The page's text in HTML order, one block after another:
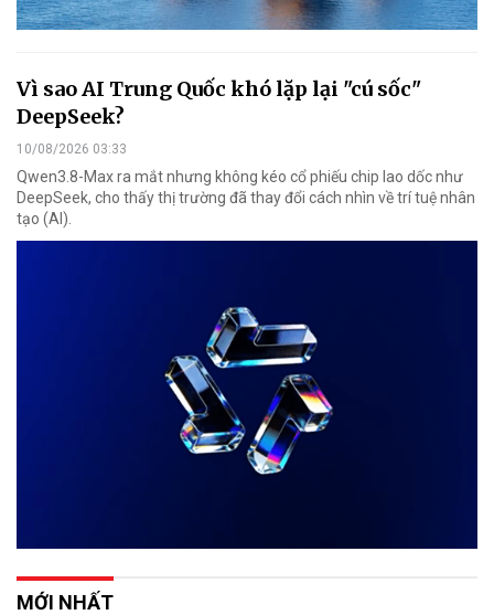
Vì sao AI Trung Quốc khó lặp lại "cú sốc"
DeepSeek?
10/08/2026 03:33
Qwen3.8-Max ra mắt nhưng không kéo cổ phiếu chip lao dốc như
DeepSeek, cho thấy thị trường đã thay đổi cách nhìn về trí tuệ nhân
tạo (AI).
MỚI NHẤT